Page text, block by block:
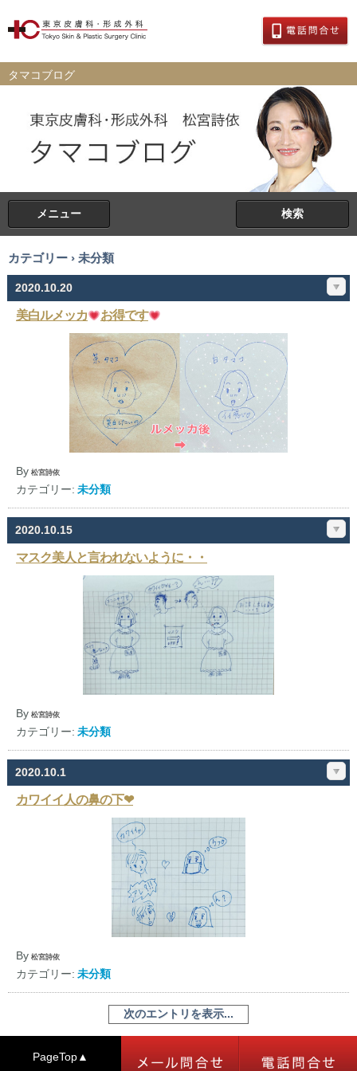
タマコブログ
メニュー 検索
カテゴリー › 未分類
2020.10.20
美白ルメッカ お得です
By 松宮詩依
カテゴリー: 未分類
2020.10.15
マスク美人と言われないように・・
By 松宮詩依
カテゴリー: 未分類
2020.10.1
カワイイ人の鼻の下❤︎
By 松宮詩依
カテゴリー: 未分類
次のエントリを表示...
PageTop▲